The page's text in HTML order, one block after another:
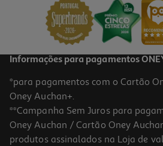
Informações para pagamentos
*para pagamentos com o Cartão
Oney Auchan+.
**Campanha Sem Juros para
Oney Auchan / Cartão Oney
produtos assinalados na Loja de